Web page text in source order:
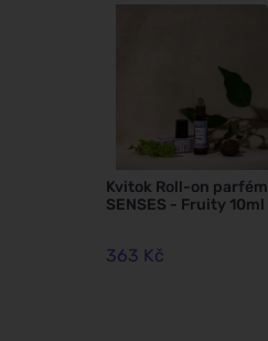
Kvitok Roll-on parfém
SENSES - Fruity 10ml
363 Kč